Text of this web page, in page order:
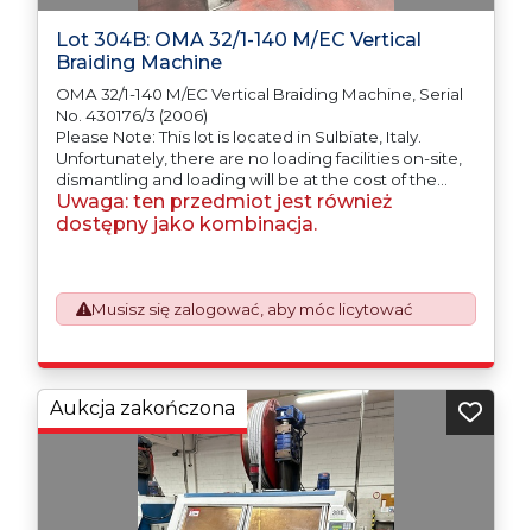
Lot 304B: OMA 32/1-140 M/EC Vertical
Braiding Machine
OMA 32/1-140 M/EC Vertical Braiding Machine, Serial
No. 430176/3 (2006)
Please Note: This lot is located in Sulbiate, Italy.
Unfortunately, there are no loading facilities on-site,
dismantling and loading will be at the cost of the
purchaser. All/Any tooling is being offered as
specifically described.
Uwaga: ten przedmiot jest również
dostępny jako kombinacja.
Musisz się zalogować, aby móc licytować
Aukcja zakończona